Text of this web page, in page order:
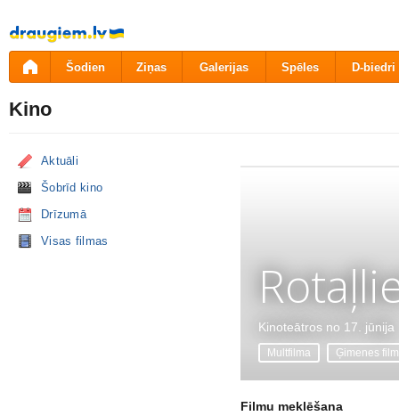
Pāriet
uz
saturu
Šodien Ziņas Galerijas Spēles D-biedri
Kino
Aktuāli
Šobrīd kino
Drīzumā
Visas filmas
Kinoteātros no 17. jūnija
Multfilma Ģimenes
Filmu meklēšana